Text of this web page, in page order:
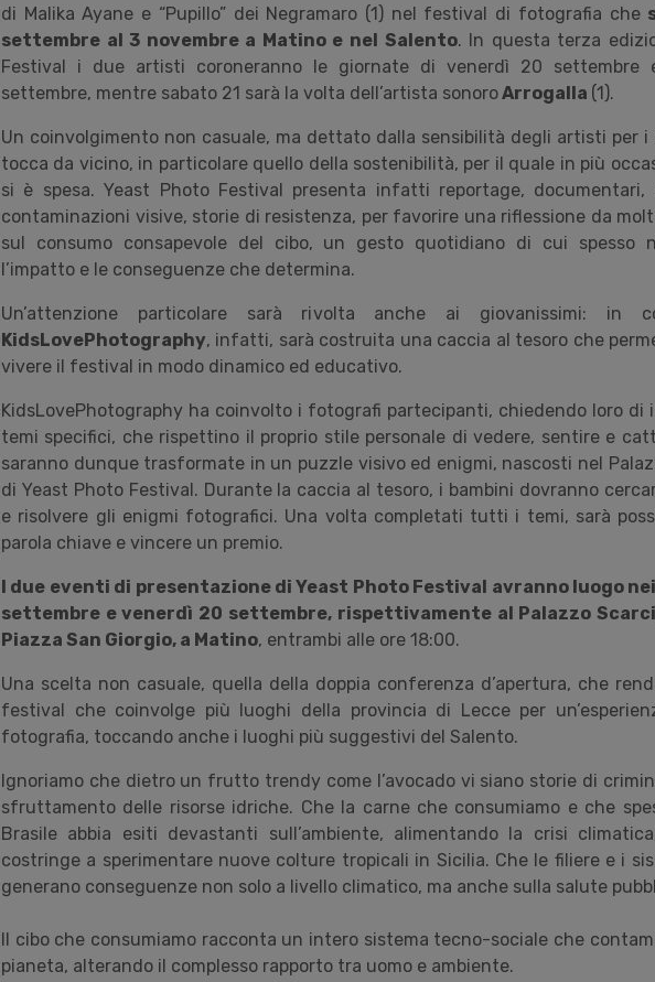
di Malika Ayane e “Pupillo” dei Negramaro (1) nel festival di fotografia che
settembre al 3 novembre a Matino e nel Salento. In questa terza
Festival i due artisti coroneranno le giornate di venerdì 20 settembre
settembre, mentre sabato 21 sarà la volta dell’artista sonoroArrogalla (1).
Un coinvolgimento non casuale, ma dettato dalla sensibilità degli artisti per
tocca da vicino, in particolare quello della sostenibilità, per il quale in più
si è spesa. Yeast Photo Festival presenta infatti reportage, documentari,
contaminazioni visive, storie di resistenza, per favorire una riflessione da
sul consumo consapevole del cibo, un gesto quotidiano di cui spesso
l’impatto e le conseguenze che determina.
Un’attenzione particolare sarà rivolta anche ai giovanissimi: in
KidsLovePhotography, infatti, sarà costruita una caccia al tesoro che
vivere il festival in modo dinamico ed educativo.
KidsLovePhotography ha coinvolto i fotografi partecipanti, chiedendo loro di
temi specifici, che rispettino il proprio stile personale di vedere, sentire e
saranno dunque trasformate in un puzzle visivo ed enigmi, nascosti nel
di Yeast Photo Festival. Durante la caccia al tesoro, i bambini dovranno
e risolvere gli enigmi fotografici. Una volta completati tutti i temi, sarà
parola chiave e vincere un premio.
I due eventi di presentazione di Yeast Photo Festival avranno luogo
settembre e venerdì 20 settembre, rispettivamente al Palazzo
Piazza San Giorgio, a Matino, entrambi alle ore 18:00.
Una scelta non casuale, quella della doppia conferenza d’apertura, che
festival che coinvolge più luoghi della provincia di Lecce per un’
fotografia, toccando anche i luoghi più suggestivi del Salento.
Ignoriamo che dietro un frutto trendy come l’avocado vi siano storie di
sfruttamento delle risorse idriche. Che la carne che consumiamo e che
Brasile abbia esiti devastanti sull’ambiente, alimentando la crisi
costringe a sperimentare nuove colture tropicali in Sicilia. Che le filiere e i
generano conseguenze non solo a livello climatico, ma anche sulla salute
Il cibo che consumiamo racconta un intero sistema tecno-sociale che
pianeta, alterando il complesso rapporto tra uomo e ambiente.